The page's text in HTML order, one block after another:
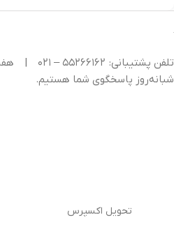
تلفن پشتیبانی: ۵۵۲۶۶۱۶۲ – ۰۲۱ |
شبانه‌روز پاسخگوی شما هستیم.
تحویل اکسپرس